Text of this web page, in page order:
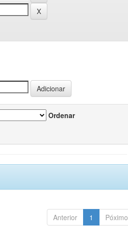
Ordenar
Anterior 1 Póximo